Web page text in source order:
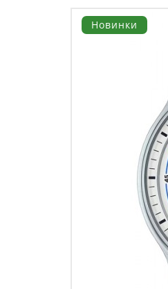
Новинки